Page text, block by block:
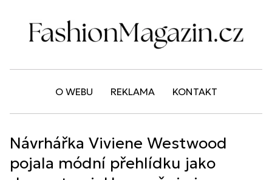
O WEBU REKLAMA KONTAKT
Návrhářka Viviene Westwood
pojala módní přehlídku jako